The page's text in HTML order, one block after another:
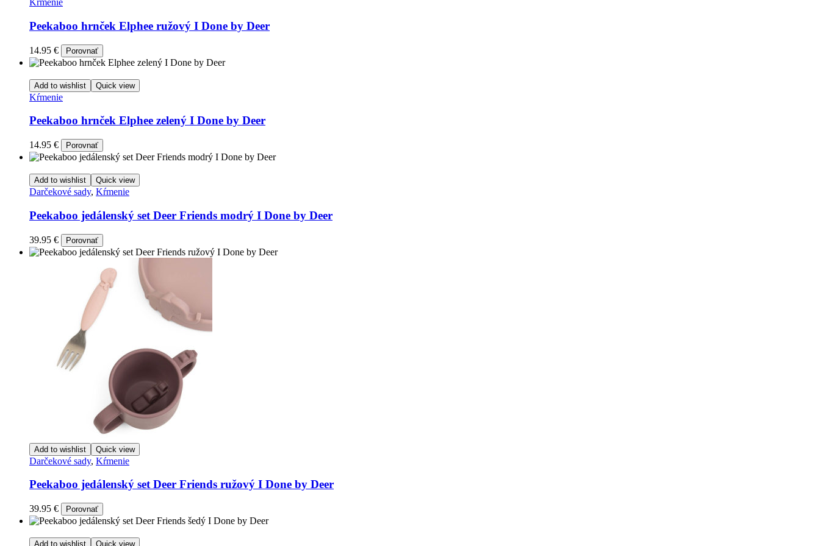
Kŕmenie
Peekaboo hrnček Elphee ružový I Done by Deer
14.95 € Porovnať
Add to wishlist Quick view
Kŕmenie
Peekaboo hrnček Elphee zelený I Done by Deer
14.95 € Porovnať
Add to wishlist Quick view
Darčekové sady, Kŕmenie
Peekaboo jedálenský set Deer Friends modrý I Done by Deer
39.95 € Porovnať
Add to wishlist Quick view
Darčekové sady, Kŕmenie
Peekaboo jedálenský set Deer Friends ružový I Done by Deer
39.95 € Porovnať
Add to wishlist Quick view